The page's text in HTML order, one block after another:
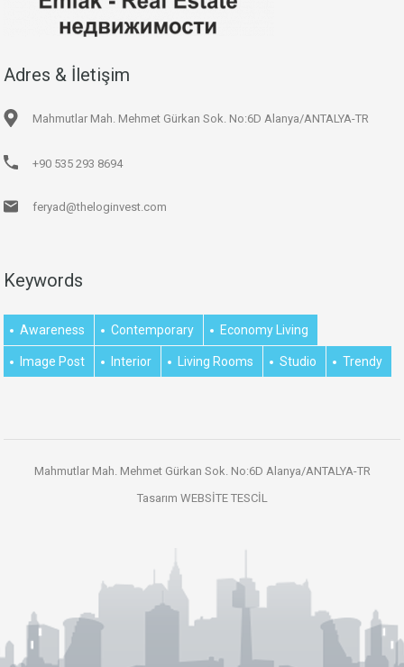
Adres & İletişim
Mahmutlar Mah. Mehmet Gürkan Sok. No:6D Alanya/ANTALYA-TR
+90 535 293 8694
feryad@theloginvest.com
Keywords
Awareness Contemporary Economy Living
Image Post Interior Living Rooms Studio Trendy
Mahmutlar Mah. Mehmet Gürkan Sok. No:6D Alanya/ANTALYA-TR
Tasarım WEBSİTE TESCİL